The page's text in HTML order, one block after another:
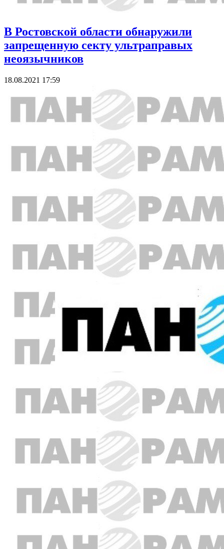
В Ростовской области обнаружили
запрещенную секту ультраправых
неоязычников
18.08.2021 17:59